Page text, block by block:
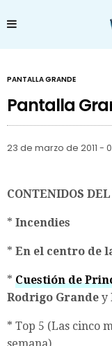
PANTALLA GRANDE
Pantalla
23 de marzo de 2011 -
CONTENIDOS
* Incendies
* En el centro de
* Cuestión de
Rodrigo Grande y
* Top 5 (Las cinco